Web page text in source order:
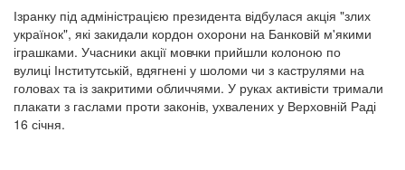
Ізранку під адміністрацією президента відбулася акція "злих
українок", які закидали кордон охорони на Банковій м'якими
іграшками. Учасники акції мовчки прийшли колоною по
вулиці Інститутській, вдягнені у шоломи чи з каструлями на
головах та із закритими обличчями. У руках активісти тримали
плакати з гаслами проти законів, ухвалених у Верховній Раді
16 січня.